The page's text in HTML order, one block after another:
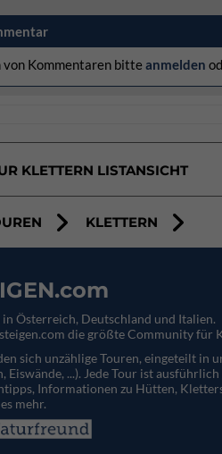
von Kommentaren bitte anmelden
KLETTERN LISTANSICHT
KLETTERN
in Österreich, Deutschland und Italien.
die größte Community für
sich unzählige Touren, eingeteilt in
Eiswände, ...). Jede Tour ist
Informationen zu Hütten,
mehr.